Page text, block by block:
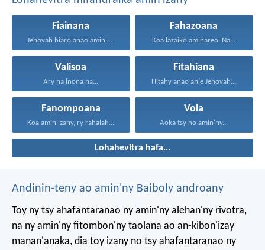
Fiainana
Jehovah hiaro anao amin'ny...
Fahazoana
Koa lazaiko aminareo: Na...
Valisoa
Ary na inona na...
Fitahiana
Hitahy anao anie Jehovah...
Fanompoana
Koa amin'izany, ry rahalahy...
Vola
Aoka tsy ho amin'ny...
Lohahevitra hafa...
Andinin-teny ao amin'ny Baiboly androany
Toy ny tsy ahafantaranao ny amin'ny alehan'ny rivotra,
na ny amin'ny fitombon'ny taolana ao an-kibon'izay
manan'anaka, dia toy izany no tsy ahafantaranao ny